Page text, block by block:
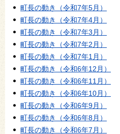
町長の動き（令和7年5月）
町長の動き（令和7年4月）
町長の動き（令和7年3月）
町長の動き（令和7年2月）
町長の動き（令和7年1月）
町長の動き（令和6年12月）
町長の動き（令和6年11月）
町長の動き（令和6年10月）
町長の動き（令和6年9月）
町長の動き（令和6年8月）
町長の動き（令和6年7月）